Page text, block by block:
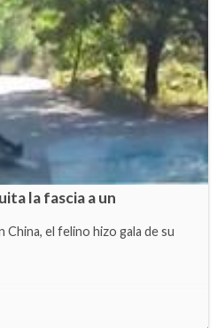
la fascia a un
China, el felino hizo gala de su